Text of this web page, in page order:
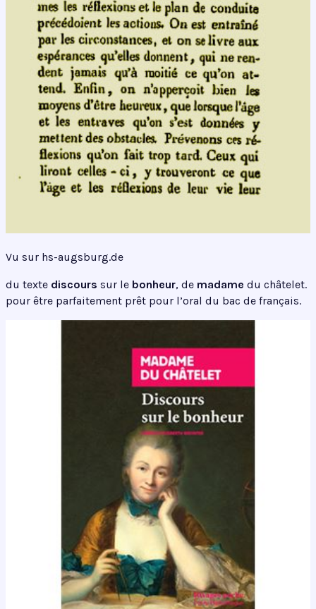
Vu sur hs-augsburg.de
du texte discours sur le bonheur, de madame du châtelet.
pour être parfaitement prêt pour l’oral du bac de français.